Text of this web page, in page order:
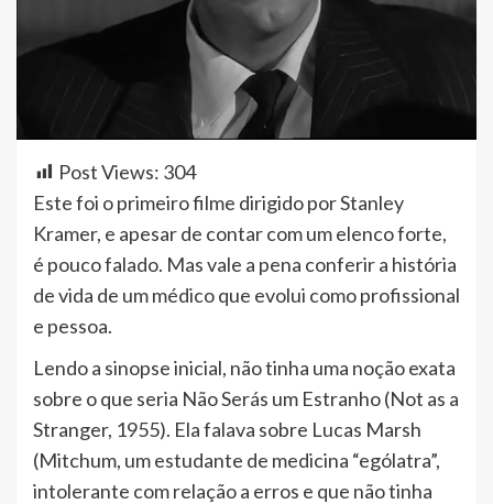
Post Views: 304
Este foi o primeiro filme dirigido por Stanley
Kramer, e apesar de contar com um elenco forte,
é pouco falado. Mas vale a pena conferir a história
de vida de um médico que evolui como profissional
e pessoa.
Lendo a sinopse inicial, não tinha uma noção exata
sobre o que seria Não Serás um Estranho (Not as a
Stranger, 1955). Ela falava sobre Lucas Marsh
(Mitchum, um estudante de medicina “ególatra”,
intolerante com relação a erros e que não tinha